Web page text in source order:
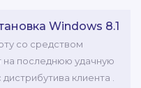
Windows 8.1
со средством
на последнюю удачную
клиента .